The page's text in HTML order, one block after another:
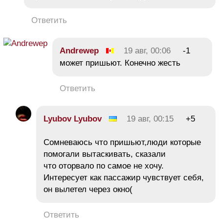
Ответить
Andrewep 19 авг, 00:06
-1
может пришьют. Конечно жесть
Ответить
Lyubov Lyubov 19 авг, 00:15 +5
Сомневаюсь что пришьют,люди которые
помогали вытаскивать, сказали
что оторвало по самое не хочу.
Интересует как пассажир чувствует себя,
он вылетел через окно(
Ответить